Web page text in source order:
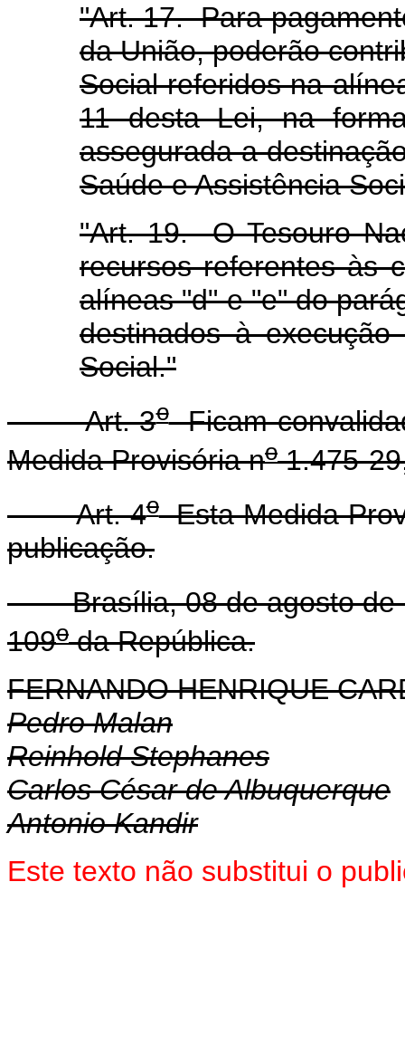
"Art. 17. Para
da União, poderão
Social referidos na
11 desta Lei, na
assegurada a
Saúde e Assistência
"Art. 19. O Tesouro
recursos referentes às
alíneas "d" e "e" do
destinados à
Social."
Art. 3oFicam
Medida Provisória no1.475-
Art. 4oEsta Medida
publicação.
Brasília, 08 de agosto de
109oda República.
FERNANDO HENRIQUE
Pedro Malan
Reinhold Stephanes
Carlos César de Albuquerque
Antonio Kandir
Este texto não substitui o